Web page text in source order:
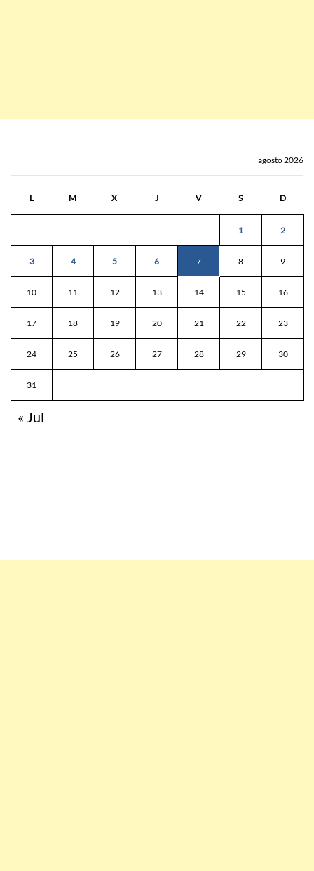
agosto 2026
L M X J V S D
1 2
3 4 5 6 7 8 9
10 11 12 13 14 15 16
17 18 19 20 21 22 23
24 25 26 27 28 29 30
31
« Jul